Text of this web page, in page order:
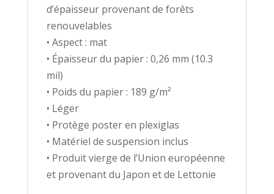
d’épaisseur provenant de forêts
renouvelables
• Aspect : mat
• Épaisseur du papier : 0,26 mm (10.3
mil)
• Poids du papier : 189 g/m²
• Léger
• Protège poster en plexiglas
• Matériel de suspension inclus
• Produit vierge de l’Union européenne
et provenant du Japon et de Lettonie